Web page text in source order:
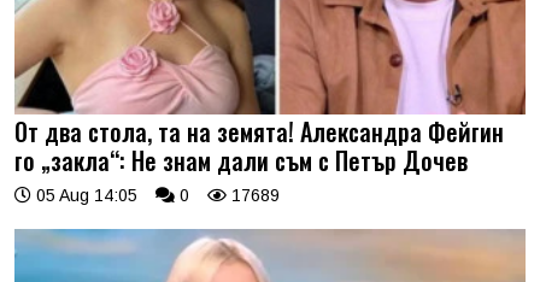
От два стола, та на земята! Александра Фейгин
го „закла“: Не знам дали съм с Петър Дочев
05 Aug 14:05 0 17689